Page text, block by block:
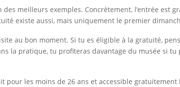
meilleurs exemples. Concrètement, l’entrée est
existe aussi, mais uniquement le premier
au bon moment. Si tu es éligible à la gratuité,
la pratique, tu profiteras davantage du musée si
les moins de 26 ans et accessible gratuitement